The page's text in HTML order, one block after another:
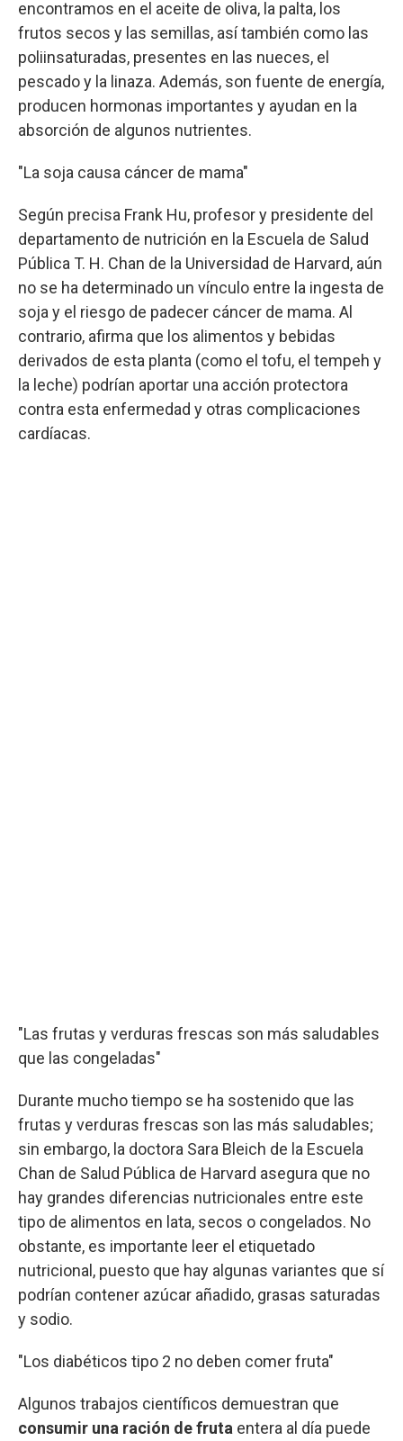
encontramos en el aceite de oliva, la palta, los
frutos secos y las semillas, así también como las
poliinsaturadas, presentes en las nueces, el
pescado y la linaza. Además, son fuente de energía,
producen hormonas importantes y ayudan en la
absorción de algunos nutrientes.
"La soja causa cáncer de mama"
Según precisa Frank Hu, profesor y presidente del
departamento de nutrición en la Escuela de Salud
Pública T. H. Chan de la Universidad de Harvard, aún
no se ha determinado un vínculo entre la ingesta de
soja y el riesgo de padecer cáncer de mama. Al
contrario, afirma que los alimentos y bebidas
derivados de esta planta (como el tofu, el tempeh y
la leche) podrían aportar una acción protectora
contra esta enfermedad y otras complicaciones
cardíacas.
"Las frutas y verduras frescas son más saludables
que las congeladas"
Durante mucho tiempo se ha sostenido que las
frutas y verduras frescas son las más saludables;
sin embargo, la doctora Sara Bleich de la Escuela
Chan de Salud Pública de Harvard asegura que no
hay grandes diferencias nutricionales entre este
tipo de alimentos en lata, secos o congelados. No
obstante, es importante leer el etiquetado
nutricional, puesto que hay algunas variantes que sí
podrían contener azúcar añadido, grasas saturadas
y sodio.
"Los diabéticos tipo 2 no deben comer fruta"
Algunos trabajos científicos demuestran que
consumir una ración de fruta entera al día puede